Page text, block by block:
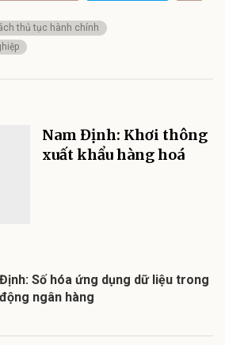
thủ tục hành chính
Nam Định: Khơi thông
xuất khẩu hàng hoá
Số hóa ứng dụng dữ liệu trong
ngân hàng